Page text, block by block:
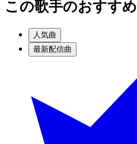
この歌手のおすすめ
人気曲
最新配信曲